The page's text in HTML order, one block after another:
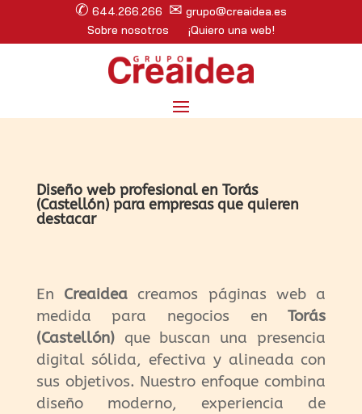
✆ 644.266.266 ✉ grupo@creaidea.es
Sobre nosotros
¡Quiero una web!
Diseño web profesional en Torás
(Castellón) para empresas que quieren
destacar
En Creaidea creamos páginas web a
medida para negocios enTorás
(Castellón)que buscan una presencia
digital sólida, efectiva y alineada con
sus objetivos. Nuestro enfoque combina
diseño moderno, experiencia de